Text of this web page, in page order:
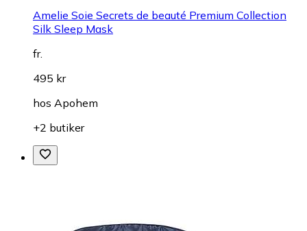
Amelie Soie Secrets de beauté Premium Collection
Silk Sleep Mask
fr.
495 kr
hos Apohem
+2 butiker